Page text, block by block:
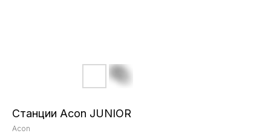
Станции Acon JUNIOR
Acon